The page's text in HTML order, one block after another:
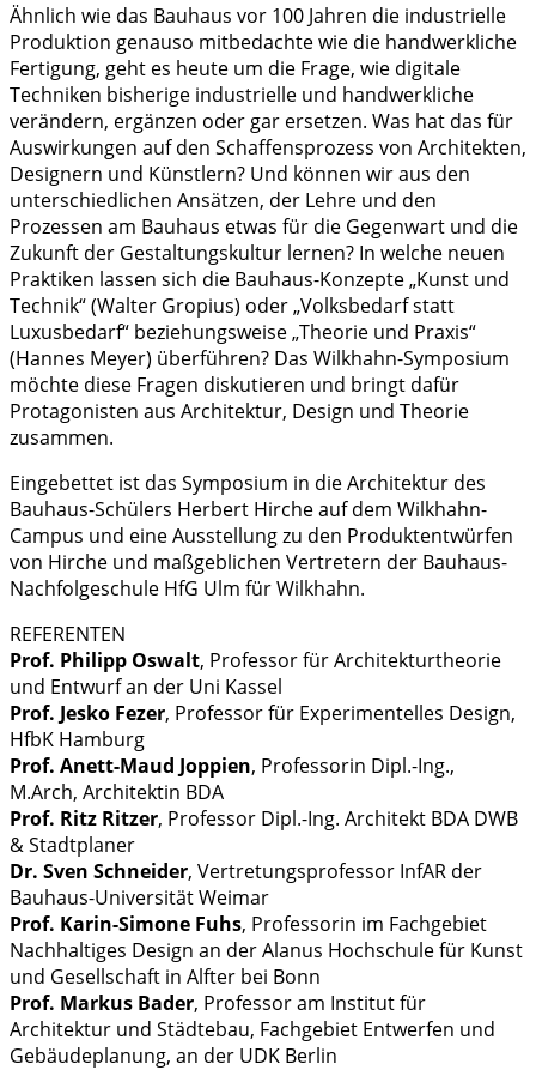
Ähnlich wie das Bauhaus vor 100 Jahren die industrielle
Produktion genauso mitbedachte wie die handwerkliche
Fertigung, geht es heute um die Frage, wie digitale
Techniken bisherige industrielle und handwerkliche
verändern, ergänzen oder gar ersetzen. Was hat das für
Auswirkungen auf den Schaffensprozess von Architekten,
Designern und Künstlern? Und können wir aus den
unterschiedlichen Ansätzen, der Lehre und den
Prozessen am Bauhaus etwas für die Gegenwart und die
Zukunft der Gestaltungskultur lernen? In welche neuen
Praktiken lassen sich die Bauhaus-Konzepte „Kunst und
Technik“ (Walter Gropius) oder „Volksbedarf statt
Luxusbedarf“ beziehungsweise „Theorie und Praxis“
(Hannes Meyer) überführen? Das Wilkhahn-Symposium
möchte diese Fragen diskutieren und bringt dafür
Protagonisten aus Architektur, Design und Theorie
zusammen.
Eingebettet ist das Symposium in die Architektur des
Bauhaus-Schülers Herbert Hirche auf dem Wilkhahn-
Campus und eine Ausstellung zu den Produktentwürfen
von Hirche und maßgeblichen Vertretern der Bauhaus-
Nachfolgeschule HfG Ulm für Wilkhahn.
REFERENTEN
Prof. Philipp Oswalt, Professor für Architekturtheorie
und Entwurf an der Uni Kassel
Prof. Jesko Fezer, Professor für Experimentelles Design,
HfbK Hamburg
Prof. Anett-Maud Joppien, Professorin Dipl.-Ing.,
M.Arch, Architektin BDA
Prof. Ritz Ritzer, Professor Dipl.-Ing. Architekt BDA DWB
& Stadtplaner
Dr. Sven Schneider, Vertretungsprofessor InfAR der
Bauhaus-Universität Weimar
Prof. Karin-Simone Fuhs, Professorin im Fachgebiet
Nachhaltiges Design an der Alanus Hochschule für Kunst
und Gesellschaft in Alfter bei Bonn
Prof. Markus Bader, Professor am Institut für
Architektur und Städtebau, Fachgebiet Entwerfen und
Gebäudeplanung, an der UDK Berlin